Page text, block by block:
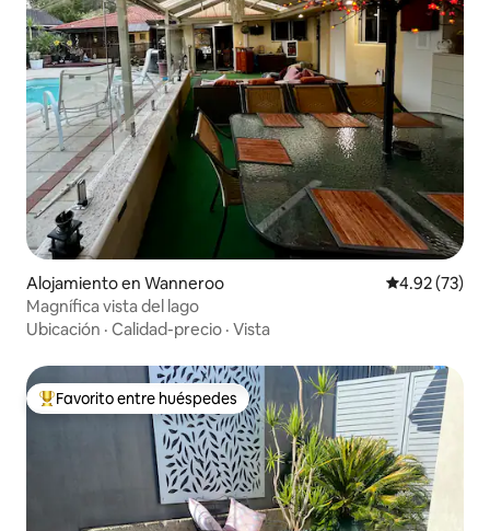
Alojamiento en Wanneroo Calificación
4.92 (73)
Magnífica vista del lago
Ubicación · Calidad-precio · Vista
Favorito entre huéspedes preferido
Favorito entre huéspedes